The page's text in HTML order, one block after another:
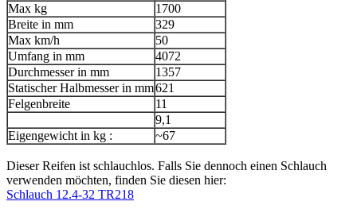
Max kg
1700
Breite in mm
329
Max km/h
50
Umfang in mm
4072
Durchmesser in mm
1357
Statischer Halbmesser in mm621
Felgenbreite
11
9,1
Eigengewicht in kg :
~67
Dieser Reifen ist schlauchlos. Falls Sie dennoch einen Schlauch
verwenden möchten, finden Sie diesen hier:
Schlauch 12.4-32 TR218